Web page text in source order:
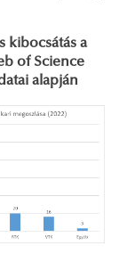
kibocsátás a
of Science
alapján